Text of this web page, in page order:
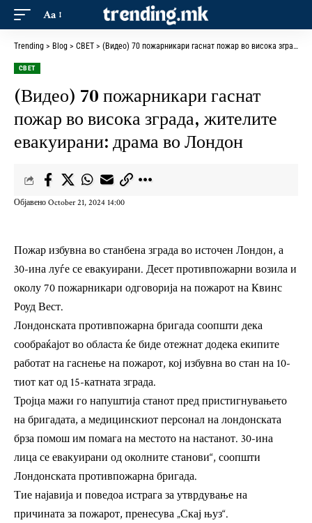
Aa
Trending > Blog > СВЕТ > (Видео) 70 пожарникари гаснат пожар во висока зграда, жителите евакуирани: драма во Лондон
СВЕТ
(Видео) 70 пожарникари гаснат
пожар во висока зграда, жителите
евакуирани: драма во Лондон
Објавено October 21, 2024 14:00
Пожар избувна во станбена зграда во источен Лондон, а
30-ина луѓе се евакуирани. Десет противпожарни возила и
околу 70 пожарникари одговорија на пожарот на Квинс
Роуд Вест.
Лондонската противпожарна бригада соопшти дека
сообраќајот во областа ќе биде отежнат додека екипите
работат на гаснење на пожарот, кој избувна во стан на 10-
тиот кат од 15-катната зграда.
Тројца мажи го напуштија станот пред пристигнувањето
на бригадата, а медицинскиот персонал на лондонската
брза помош им помага на местото на настанот. 30-ина
лица се евакуирани од околните станови“, соопшти
Лондонската противпожарна бригада.
Тие најавија и поведоа истрага за утврдување на
причината за пожарот, пренесува „Скај њуз“.